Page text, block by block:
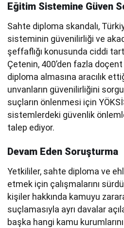
Eğitim Sistemine Güven
Sahte diploma skandalı,
sisteminin güvenilirliği ve
şeffaflığı konusunda ciddi
Çetenin, 400’den fazla
diploma almasına aracılık
unvanların güvenilirliğini
suçların önlenmesi için
sistemlerdeki güvenlik
talep ediyor.
Devam Eden Soruşturma
Yetkililer, sahte diploma ve
etmek için çalışmalarını
kişiler hakkında kamuyu
suçlamasıyla ayrı davalar
başka hangi kamu